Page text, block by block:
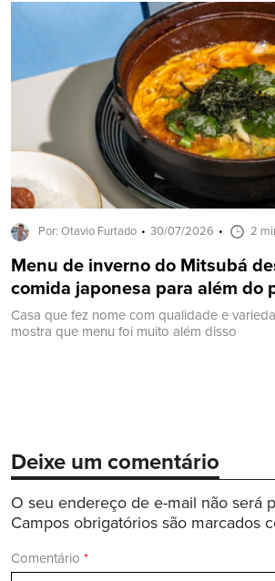
Por: Otavio Furtado 30/07/2026 2
Menu de inverno do Mitsubá
comida japonesa para além do
Casa que fez nome com qualidade e
mostra que menu foi muito além disso
Deixe um comentário
O seu endereço de e-mail não será
Campos obrigatórios são marcados
Comentário *